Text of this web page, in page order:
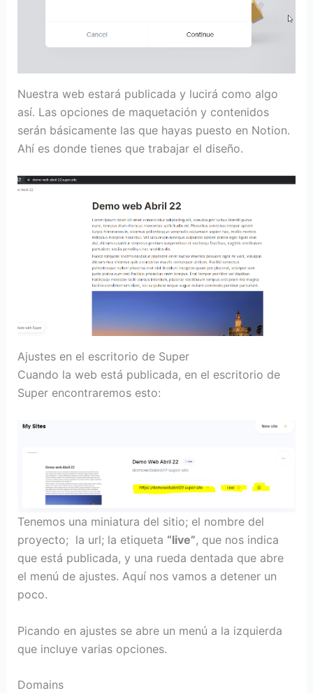
Nuestra web estará publicada y lucirá como algo
así. Las opciones de maquetación y contenidos
serán básicamente las que hayas puesto en Notion.
Ahí es donde tienes que trabajar el diseño.
Ajustes en el escritorio de Super
Cuando la web está publicada, en el escritorio de
Super encontraremos esto:
Tenemos una miniatura del sitio; el nombre del
proyecto; la url; la etiqueta “live”, que nos indica
que está publicada, y una rueda dentada que abre
el menú de ajustes. Aquí nos vamos a detener un
poco.
Picando en ajustes se abre un menú a la izquierda
que incluye varias opciones.
Domains